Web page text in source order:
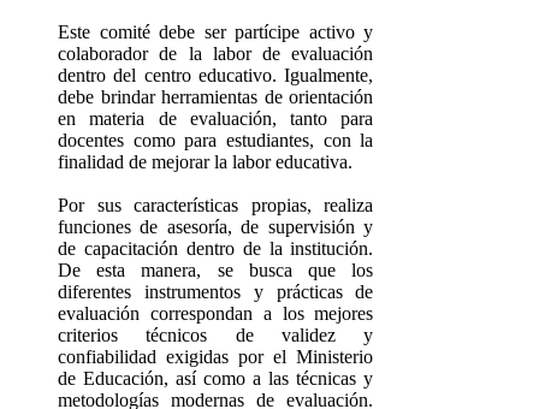
Este comité debe ser partícipe activo y
colaborador de la labor de evaluación
dentro del centro educativo. Igualmente,
debe brindar herramientas de orientación
en materia de evaluación, tanto para
docentes como para estudiantes, con la
finalidad de mejorar la labor educativa.
Por sus características propias, realiza
funciones de asesoría, de supervisión y
de capacitación dentro de la institución.
De esta manera, se busca que los
diferentes instrumentos y prácticas de
evaluación correspondan a los mejores
criterios técnicos de validez y
confiabilidad exigidas por el Ministerio
de Educación, así como a las técnicas y
metodologías modernas de evaluación.